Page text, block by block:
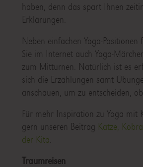
haben, denn das spart Ihnen
Erklärungen.
Neben einfachen Yoga-
Sie im Internet auch Yoga-
zum Mitturnen. Natürlich ist es
sich die Erzählungen samt
anschauen, um zu entscheiden,
Für mehr Inspiration zu Yoga mit
gern unseren Beitrag Katze,
der Kita
Traumreisen